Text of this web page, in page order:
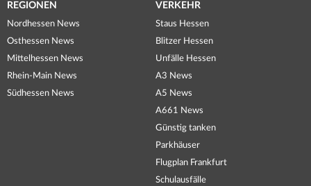
REGIONEN
Nordhessen News
Osthessen News
Mittelhessen News
Rhein-Main News
Südhessen News
VERKEHR
Staus Hessen
Blitzer Hessen
Unfälle Hessen
A3 News
A5 News
A661 News
Günstig tanken
Parkhäuser
Flugplan Frankfurt
Schulausfälle